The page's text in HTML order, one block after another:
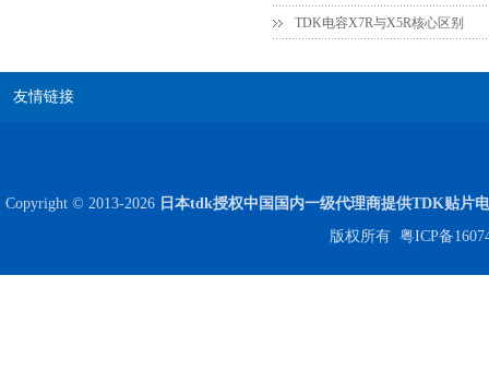
TDK电容X7R与X5R核心区别
友情链接
Copyright © 2013-2026 日本tdk授权中国国内一级代理商提供TDK贴片
版权所有 粤ICP备